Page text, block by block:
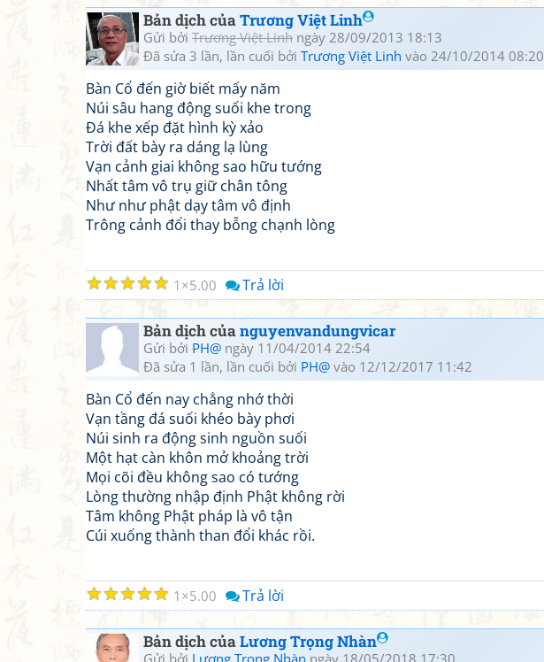
Bản dịch củaTrương Việt Linh
Gửi bởi Trương Việt Linh ngày 28/09/2013 18:13
Đã sửa 3 lần, lần cuối bởi Trương Việt Linh vào 24/10/2014 08:20
Bàn Cổ đến giờ biết mấy năm
Núi sâu hang động suối khe trong
Đá khe xếp đặt hình kỳ xảo
Trời đất bày ra dáng lạ lùng
Vạn cảnh giai không sao hữu tướng
Nhất tâm vô trụ giữ chân tông
Như như phật dạy tâm vô định
Trông cảnh đổi thay bỗng chạnh lòng
☆
☆
☆
☆
☆ 1 5.00 Trả lời
Bản dịch củanguyenvandungvicar
Gửi bởi PH@ ngày 11/04/2014 22:54
Đã sửa 1 lần, lần cuối bởi PH@ vào 12/12/2017 11:42
Bàn Cổ đến nay chẳng nhớ thời
Vạn tầng đá suối khéo bày phơi
Núi sinh ra động sinh nguồn suối
Một hạt càn khôn mở khoảng trời
Mọi cõi đều không sao có tướng
Lòng thường nhập định Phật không rời
Tâm không Phật pháp là vô tận
Cúi xuống thành than đổi khác rồi.
☆
☆
☆
☆
☆ 1 5.00 Trả lời
Bản dịch củaLương Trọng Nhàn
Gửi bởi Lương Trọng Nhàn ngày 18/05/2018 17:30